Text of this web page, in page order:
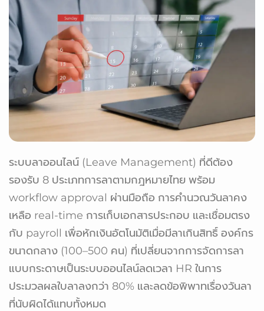
ระบบลาออนไลน์ (Leave Management) ที่ดีต้อง
รองรับ 8 ประเภทการลาตามกฎหมายไทย พร้อม
workflow approval ผ่านมือถือ การคำนวณวันลาคง
เหลือ real-time การเก็บเอกสารประกอบ และเชื่อมตรง
กับ payroll เพื่อหักเงินอัตโนมัติเมื่อมีลาเกินสิทธิ์ องค์กร
ขนาดกลาง (100–500 คน) ที่เปลี่ยนจากการจัดการลา
แบบกระดาษเป็นระบบออนไลน์ลดเวลา HR ในการ
ประมวลผลใบลาลงกว่า 80% และลดข้อพิพาทเรื่องวันลา
ที่นับผิดได้แทบทั้งหมด